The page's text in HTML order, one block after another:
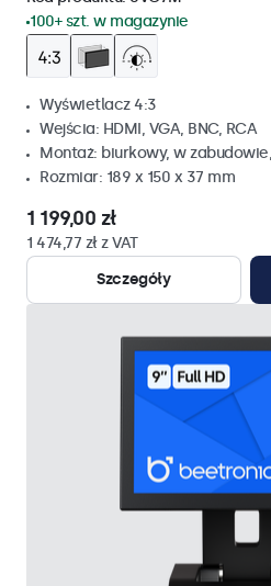
100+ szt. w magazynie
Wyświetlacz 4:3
Wejścia: HDMI, VGA, BNC, RCA
Montaż: biurkowy, w
Rozmiar: 189 x 150 x 37 mm
1 199,00 zł
1 474,77 zł z VAT
Szczegóły